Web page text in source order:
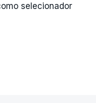
selecionador